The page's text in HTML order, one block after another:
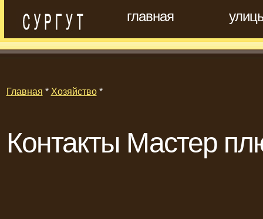
главная
Главная * Хозяйство*
Контакты Мастер